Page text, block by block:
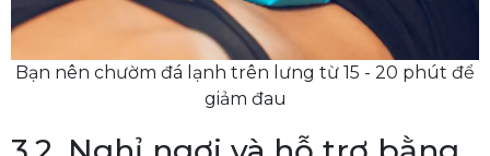
Bạn nên chườm đá lạnh trên lưng từ 15 - 20 phút để
giảm đau